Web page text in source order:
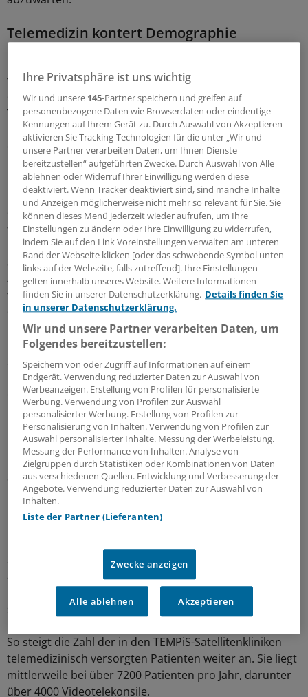
Telemedizin kontert Demographie
wesentliche Chancen der Telemedizin. Zum einen könne
die Technologie einen Beitrag zur
Versorgungsgerechtigkeit in unterversorgten Regionen
leisten, so Schenkel beim 38. Interdisziplinären Forum
der BÄK.
Die Kammer bescheinigt der Telemedizin auch einen
Beitrag zur Lösung demographischer Probleme, wobei
die Methode in diesem Kontext nicht überbewertet
werden dürfe.
Schließlich sei die Verbesserung des interkollegialen
Austauschs und damit der Berufszufriedenheit gerade
von Ärzten in Einzelpraxen ein wichtiges Argument für
die Umsetzung telemedizinischer Versorgungskonzepte.
Neben offenen juristischen und finanziellen Fragen sieht
Schenkel die in vielen Bereichen noch dürftige
Evidenzlage für telemedizinische Anwendungen als
einen der wichtigsten Hemmschuhe.
"Studien in diesem Bereich sind allerdings auch
methodisch schwierig, da Telemedizin als eine komplexe
Intervention zu sehen ist, bei der immer an mehreren
Stellschrauben gedreht wird."
Gute Daten gibt es weiterhin vor allem aus der
Neurologie und der Kardiologie. Dr. Peter Müller-Barna,
Schlaganfallnetzwerks TEMPiS, präsentierte in Berlin
aktuelle TEMPiS-Auswertungen, die zeigen, dass das
international sichtbarste deutsche Telemedizinprojekt
seine Erfolgsgeschichte fortschreibt.
So steigt die Zahl der in den TEMPiS-Satellitenkliniken
telemedizinisch versorgten Patienten weiter an. Sie liegt
mittlerweile bei über 7200 Patienten pro Jahr, darunter
über 4000 Videotelekonsile.
Ihre Privatsphäre ist uns wichtig
Wir und unsere 145-Partner speichern und greifen auf
personenbezogene Daten wie Browserdaten oder eindeutige
Kennungen auf Ihrem Gerät zu. Durch Auswahl von Akzeptieren
aktivieren Sie Tracking-Technologien für die unter „Wir und
unsere Partner verarbeiten Daten, um Ihnen Dienste
bereitzustellen“ aufgeführten Zwecke. Durch Auswahl von Alle
ablehnen oder Widerruf Ihrer Einwilligung werden diese
deaktiviert. Wenn Tracker deaktiviert sind, sind manche Inhalte
und Anzeigen möglicherweise nicht mehr so relevant für Sie. Sie
können dieses Menü jederzeit wieder aufrufen, um Ihre
Einstellungen zu ändern oder Ihre Einwilligung zu widerrufen,
indem Sie auf den Link Voreinstellungen verwalten am unteren
Rand der Webseite klicken [oder das schwebende Symbol unten
links auf der Webseite, falls zutreffend]. Ihre Einstellungen
gelten innerhalb unseres Website. Weitere Informationen
finden Sie in unserer Datenschutzerklärung. Details finden Sie
in unserer Datenschutzerklärung.
Wir und unsere Partner verarbeiten Daten, um
Folgendes bereitzustellen:
Speichern von oder Zugriff auf Informationen auf einem
Endgerät. Verwendung reduzierter Daten zur Auswahl von
Werbeanzeigen. Erstellung von Profilen für personalisierte
Werbung. Verwendung von Profilen zur Auswahl
personalisierter Werbung. Erstellung von Profilen zur
Personalisierung von Inhalten. Verwendung von Profilen zur
Auswahl personalisierter Inhalte. Messung der Werbeleistung.
Messung der Performance von Inhalten. Analyse von
Zielgruppen durch Statistiken oder Kombinationen von Daten
aus verschiedenen Quellen. Entwicklung und Verbesserung der
Angebote. Verwendung reduzierter Daten zur Auswahl von
Inhalten.
Liste der Partner (Lieferanten)
Zwecke anzeigen
Alle ablehnen Akzeptieren